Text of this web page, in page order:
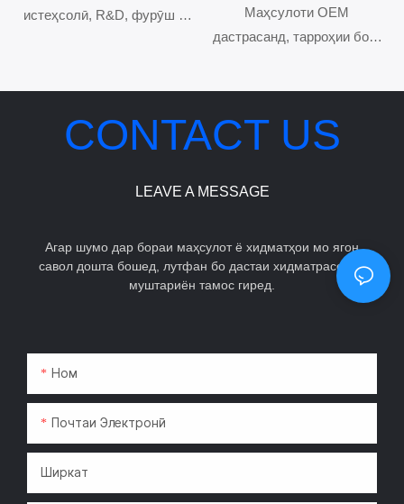
истеҳсолӣ, R&D, фурӯш ва
Маҳсулоти OEM
дастрасанд, тарроҳии боғи
CONTACT US
LEAVE A MESSAGE
Агар шумо дар бораи маҳсулот ё хидматҳои мо ягон
савол дошта бошед, лутфан бо дастаи хидматрасонии
муштариён тамос гиред.
Ном
Почтаи Электронӣ
Ширкат